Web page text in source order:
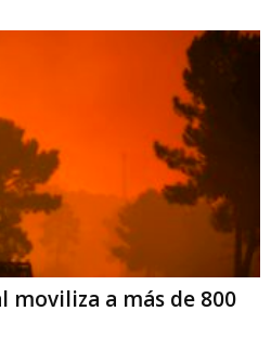
moviliza a más de 800